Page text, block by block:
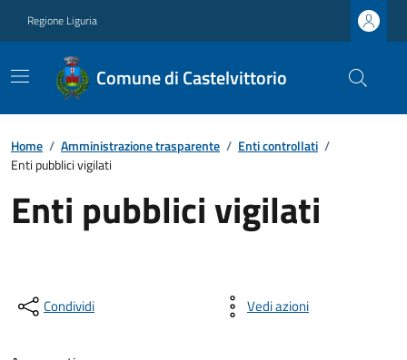
Regione Liguria
Comune di Castelvittorio
Home / Amministrazione trasparente / Enti controllati /
Enti pubblici vigilati
Enti pubblici vigilati
Condividi Vedi azioni